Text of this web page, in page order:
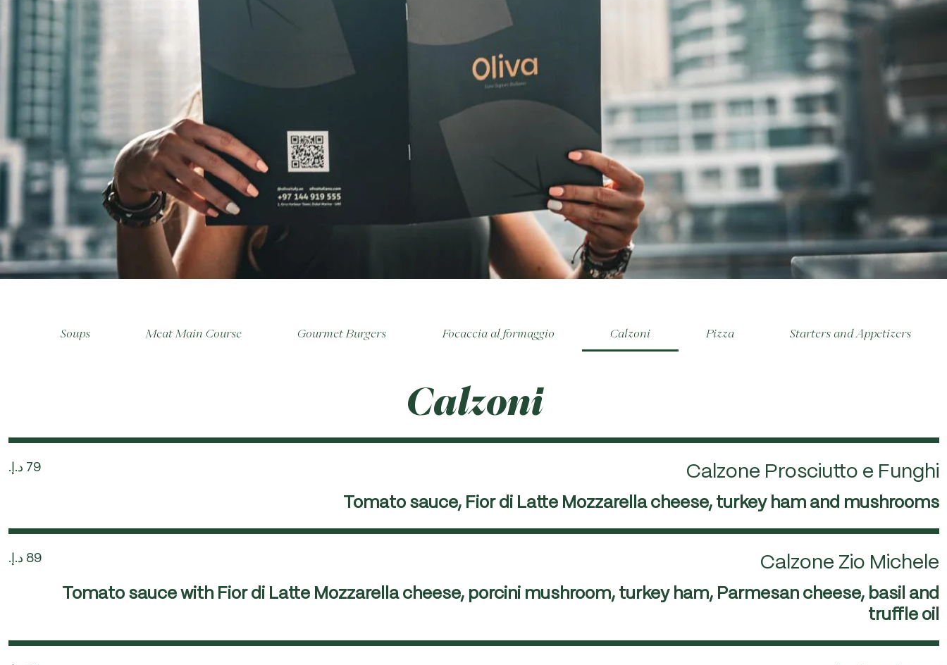
Starters and Appetizers
Pizza
Calzoni
Focaccia al formaggio
Gourmet Burgers
Meat Main Course
Soups
Calzoni
Calzone Prosciutto e Funghi
Tomato sauce, Fior di Latte Mozzarella cheese, turkey ham and mushrooms
Calzone Zio Michele
Tomato sauce with Fior di Latte Mozzarella cheese, porcini mushroom, turkey ham, Parmesan cheese, basil and
truffle oil